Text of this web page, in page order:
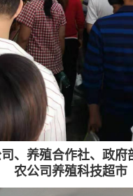
、养殖合作社、政府
农公司养殖科技超市